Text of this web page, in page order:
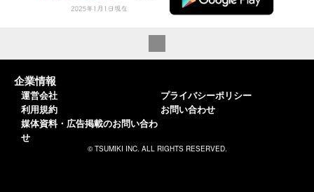
企業情報
運営会社
利用規約
媒体資料・広告掲載のお問い合わ
せ
プライバシーポリシー
お問い合わせ
© TSUMIKI INC. ALL RIGHTS RESERVED.